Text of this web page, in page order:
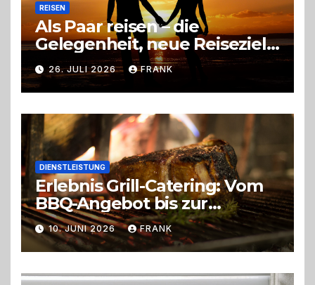
REISEN
Als Paar reisen – die
Gelegenheit, neue Reiseziele
zu entdecken
26. JULI 2026 FRANK
DIENSTLEISTUNG
Erlebnis Grill-Catering: Vom
BBQ-Angebot bis zur
perfekten Eventorganisation
Trend zu Outdoor-Events,
Erlebnisgastronomie und
Live-Cooking
10. JUNI 2026 FRANK